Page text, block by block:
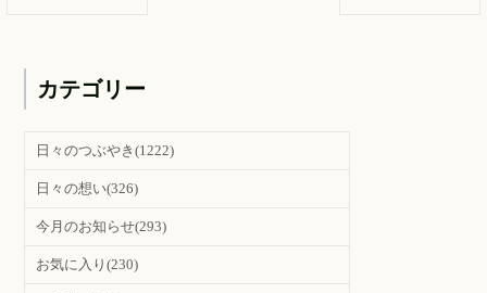
カテゴリー
日々のつぶやき(1222)
日々の想い(326)
今月のお知らせ(293)
お気に入り(230)